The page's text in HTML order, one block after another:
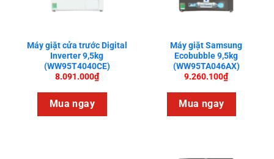
Máy giặt cửa trước Digital
Inverter 9,5kg
(WW95T4040CE)
8.091.000₫
Mua ngay
Máy giặt Samsung
Ecobubble 9,5kg
(WW95TA046AX)
9.260.100₫
Mua ngay